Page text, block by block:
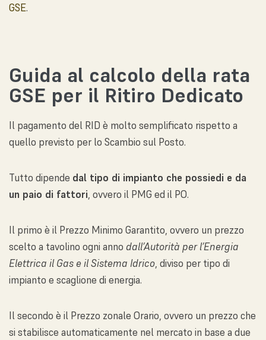
GSE.
Guida al calcolo della rata
GSE per il Ritiro Dedicato
Il pagamento del RID è molto semplificato rispetto a
quello previsto per lo Scambio sul Posto.
Tutto dipende dal tipo di impianto che possiedi e da
un paio di fattori, ovvero il PMG ed il PO.
Il primo è il Prezzo Minimo Garantito, ovvero un prezzo
scelto a tavolino ogni anno dall’Autorità per l’Energia
Elettrica il Gas e il Sistema Idrico, diviso per tipo di
impianto e scaglione di energia.
Il secondo è il Prezzo zonale Orario, ovvero un prezzo che
si stabilisce automaticamente nel mercato in base a due